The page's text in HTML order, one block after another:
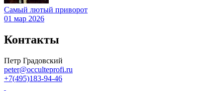
Самый лютый приворот
01 мар 2026
Контакты
Петр Градовский
peter@occulteprofi.ru
+7(495)183-94-46